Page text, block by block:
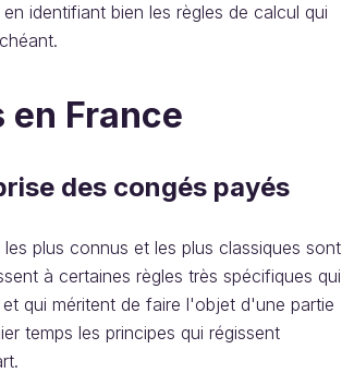
identifiant bien les règles de calcul qui
France
des congés payés
plus connus et les plus classiques sont
à certaines règles très spécifiques qui
qui méritent de faire l'objet d'une partie
temps les principes qui régissent